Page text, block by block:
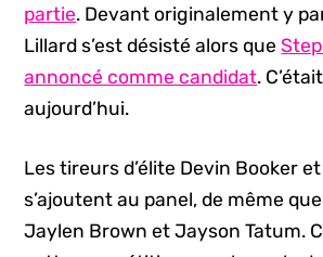
partie. Devant originalement y
Lillard s’est désisté alors que
annoncé comme candidat.
aujourd’hui.
Les tireurs d’élite Devin Booker
s’ajoutent au panel, de même
Jaylen Brown et Jayson Tatum.